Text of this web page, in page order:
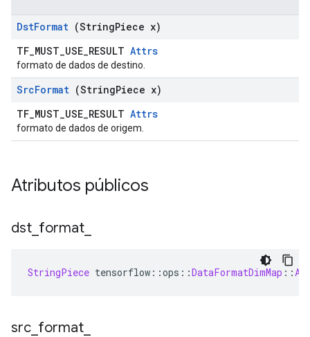
DstFormat (StringPiece x)
TF_MUST_USE_RESULT Attrs
formato de dados de destino.
SrcFormat (StringPiece x)
TF_MUST_USE_RESULT Attrs
formato de dados de origem.
Atributos públicos
dst format
StringPiece tensorflow ::ops ::DataFormatDimMap ::
src format